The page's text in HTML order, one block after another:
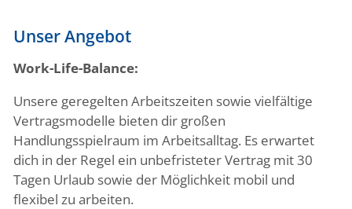
Unser Angebot
Work-Life-Balance:
Unsere geregelten Arbeitszeiten sowie vielfältige
Vertragsmodelle bieten dir großen
Handlungsspielraum im Arbeitsalltag. Es erwartet
dich in der Regel ein unbefristeter Vertrag mit 30
Tagen Urlaub sowie der Möglichkeit mobil und
flexibel zu arbeiten.